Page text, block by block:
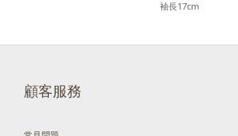
袖長17cm
顧客服務